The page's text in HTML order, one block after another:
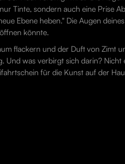
Tinte, sondern auch eine Prise
Ebene heben." Die Augen
könnte.
flackern und der Duft von Zimt
Und was verbirgt sich darin? Nicht
für die Kunst auf der